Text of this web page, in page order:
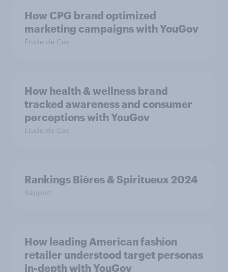
How CPG brand optimized
marketing campaigns with YouGov
Étude de Cas
How health & wellness brand
tracked awareness and consumer
perceptions with YouGov
Étude de Cas
Rankings Bières & Spiritueux 2024
Rapport
How leading American fashion
retailer understood target personas
in-depth with YouGov